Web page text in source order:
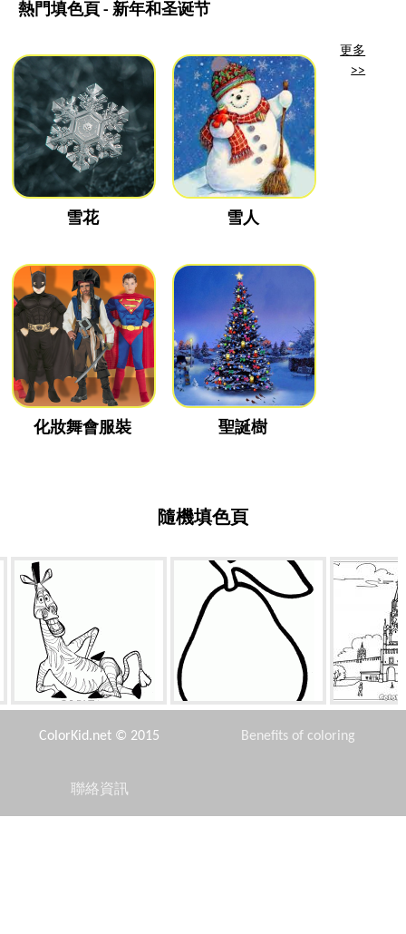
熱門填色頁 - 新年和圣诞节
雪花 雪人
化妝舞會服裝 聖誕樹
更多
>>
隨機填色頁
馬蒂休息 出气筒 克里
ColorKid.net © 2015 Benefits of coloring
聯絡資訊